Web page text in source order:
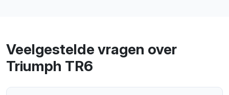
Veelgestelde vragen over
Triumph TR6